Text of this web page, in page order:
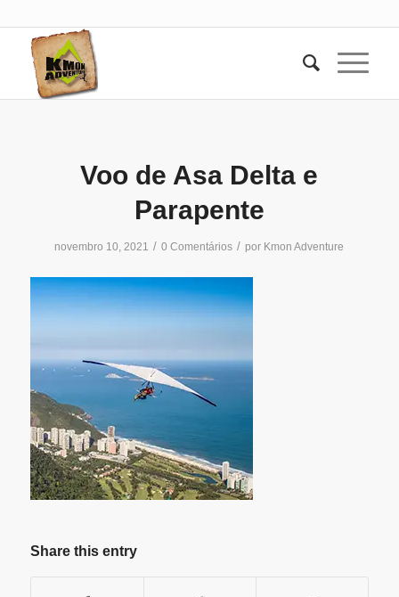
Voo de Asa Delta e
Parapente
novembro 10, 2021 / 0 Comentários / por Kmon Adventure
Share this entry